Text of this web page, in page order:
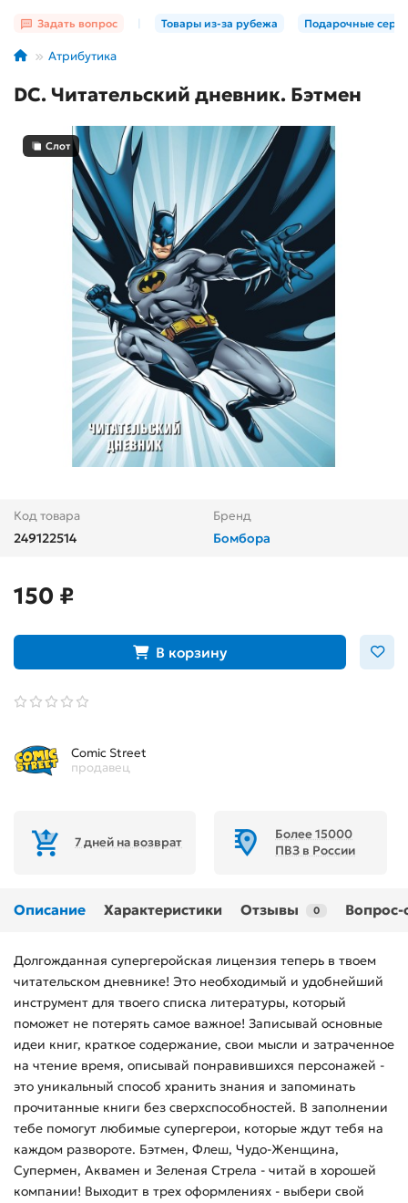
Задать вопрос Товары из-за рубежа Подарочные
Атрибутика
DC. Читательский дневник. Бэтмен
Слот
Код товара
249122514
Бренд
Бомбора
150 ₽
В корзину
Comic Street
продавец
7 дней на возврат
Более 15000
ПВЗ в России
Описание Характеристики Отзывы 0 Вопрос-
Долгожданная супергеройская лицензия теперь в твоем
читательском дневнике! Это необходимый и удобнейший
инструмент для твоего списка литературы, который
поможет не потерять самое важное! Записывай основные
идеи книг, краткое содержание, свои мысли и затраченное
на чтение время, описывай понравившихся персонажей -
это уникальный способ хранить знания и запоминать
прочитанные книги без сверхспособностей. В заполнении
тебе помогут любимые супергерои, которые ждут тебя на
каждом развороте. Бэтмен, Флеш, Чудо-Женщина,
Супермен, Аквамен и Зеленая Стрела - читай в хорошей
компании! Выходит в трех оформлениях - выбери свой